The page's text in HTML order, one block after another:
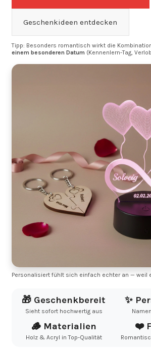
Geschenkideen entdecken
Tipp: Besonders romantisch wirkt die
einem besonderen Datum (Kennenlern-Tag,
Personalisiert fühlt sich einfach echter an — weil
🎁 Geschenkbereit
Sieht sofort hochwertig aus
✨
🪵 Materialien
Holz & Acryl in Top-Qualität
❤️